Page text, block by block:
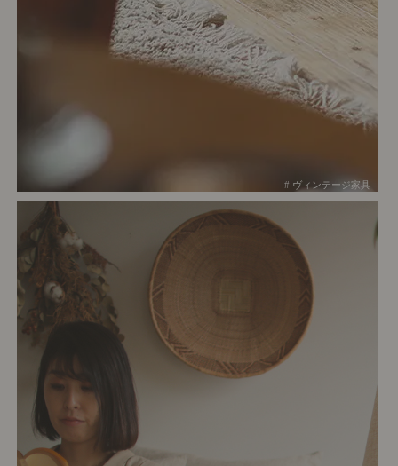
# ヴィンテージ家具